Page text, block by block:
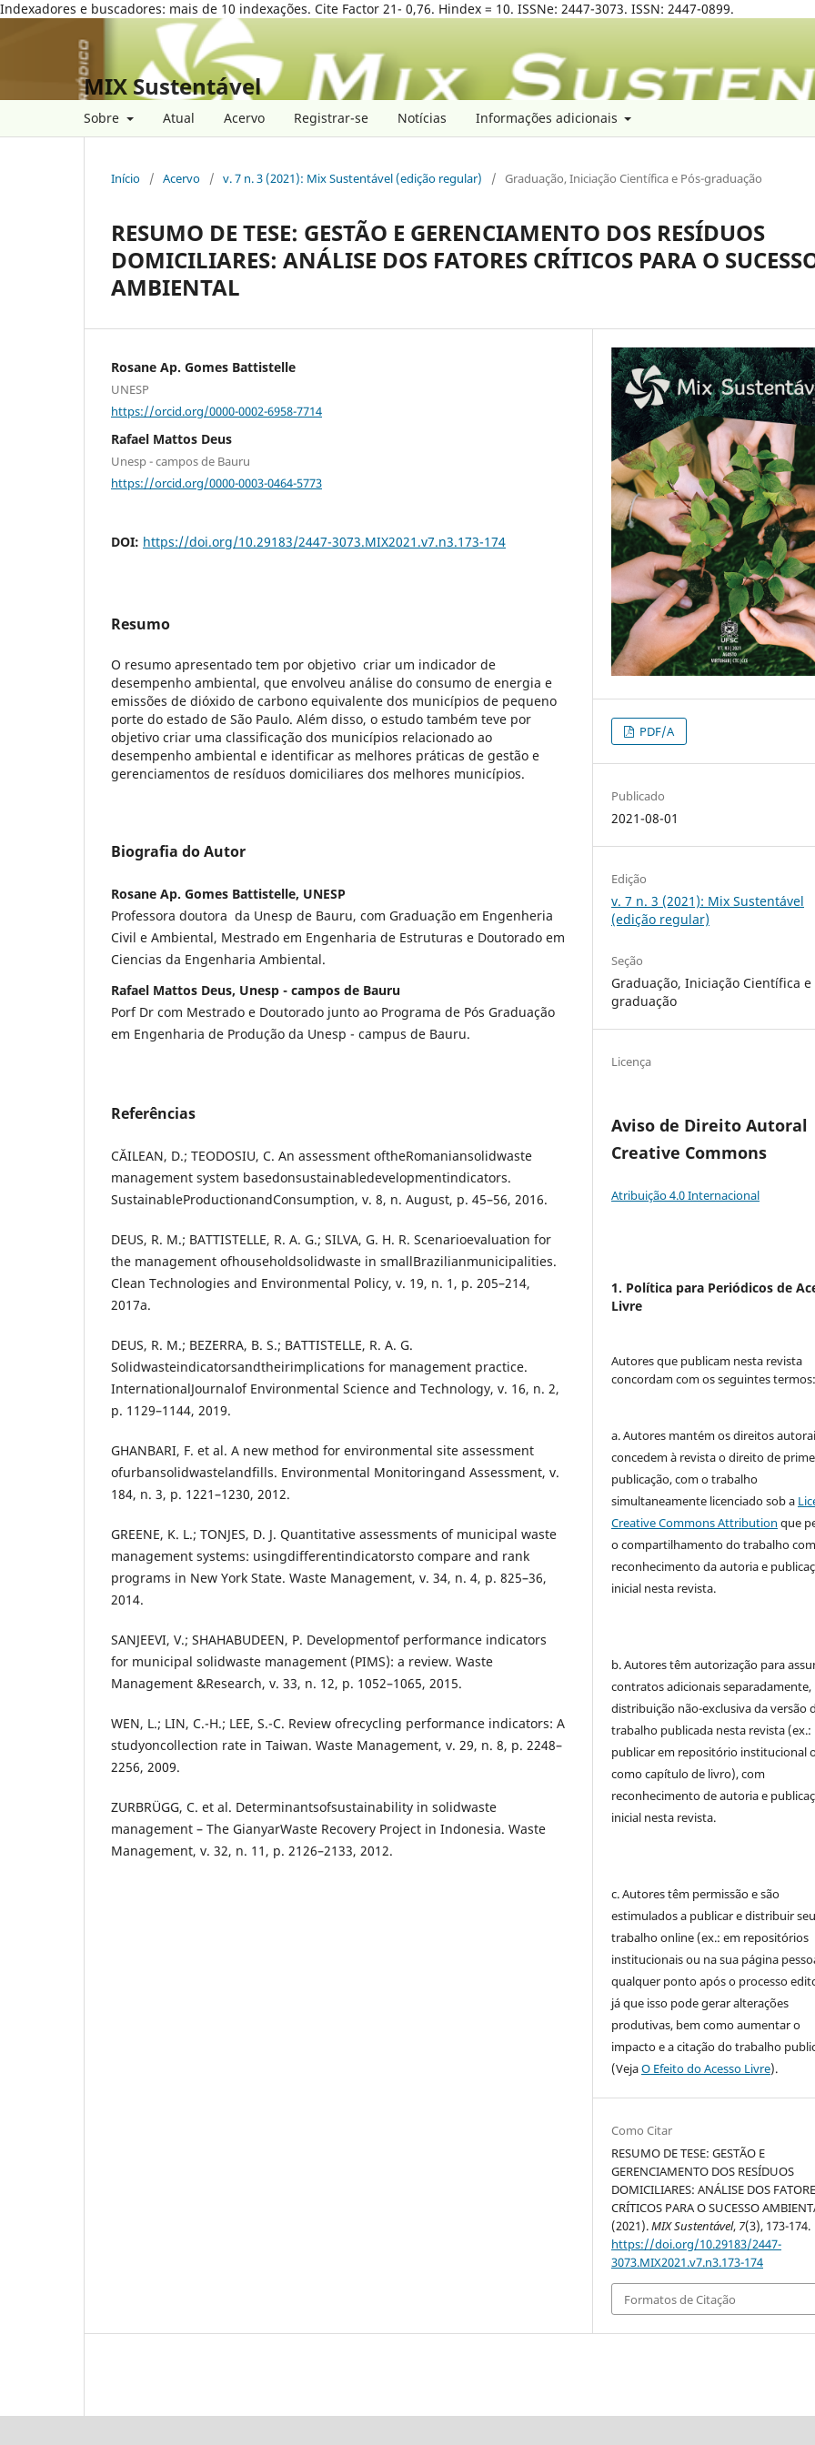
Indexadores e buscadores: mais de 10 indexações. Cite Factor 21- 0,76. Hindex = 10. ISSNe: 2447-3073. ISSN: 2447-0899.
MIX Sustentável
Sobre Atual Acervo Registrar-se Notícias Informações adicionais
Início / Acervo / v. 7 n. 3 (2021): Mix Sustentável (edição regular) / Graduação, Iniciação Científica e Pós-graduação
RESUMO DE TESE: GESTÃO E GERENCIAMENTO DOS RESÍDUOS
DOMICILIARES: ANÁLISE DOS FATORES CRÍTICOS PARA O
AMBIENTAL
Rosane Ap. Gomes Battistelle
UNESP
https://orcid.org/0000-0002-6958-7714
Rafael Mattos Deus
Unesp - campos de Bauru
https://orcid.org/0000-0003-0464-5773
DOI: https://doi.org/10.29183/2447-3073.MIX2021.v7.n3.173-174
Resumo
O resumo apresentado tem por objetivo criar um indicador de
desempenho ambiental, que envolveu análise do consumo de energia e
emissões de dióxido de carbono equivalente dos municípios de pequeno
porte do estado de São Paulo. Além disso, o estudo também teve por
objetivo criar uma classificação dos municípios relacionado ao
desempenho ambiental e identificar as melhores práticas de gestão e
gerenciamentos de resíduos domiciliares dos melhores municípios.
Biografia do Autor
Rosane Ap. Gomes Battistelle, UNESP
Professora doutora da Unesp de Bauru, com Graduação em Engenheria
Civil e Ambiental, Mestrado em Engenharia de Estruturas e Doutorado em
Ciencias da Engenharia Ambiental.
Rafael Mattos Deus, Unesp - campos de Bauru
Porf Dr com Mestrado e Doutorado junto ao Programa de Pós Graduação
em Engenharia de Produção da Unesp - campus de Bauru.
Referências
CĂILEAN, D.; TEODOSIU, C. An assessment oftheRomaniansolidwaste
management system basedonsustainabledevelopmentindicators.
SustainableProductionandConsumption, v. 8, n. August, p. 45–56, 2016.
DEUS, R. M.; BATTISTELLE, R. A. G.; SILVA, G. H. R. Scenarioevaluation for
the management ofhouseholdsolidwaste in smallBrazilianmunicipalities.
Clean Technologies and Environmental Policy, v. 19, n. 1, p. 205–214,
2017a.
DEUS, R. M.; BEZERRA, B. S.; BATTISTELLE, R. A. G.
Solidwasteindicatorsandtheirimplications for management practice.
InternationalJournalof Environmental Science and Technology, v. 16, n. 2,
p. 1129–1144, 2019.
GHANBARI, F. et al. A new method for environmental site assessment
ofurbansolidwastelandfills. Environmental Monitoringand Assessment, v.
184, n. 3, p. 1221–1230, 2012.
GREENE, K. L.; TONJES, D. J. Quantitative assessments of municipal waste
management systems: usingdifferentindicatorsto compare and rank
programs in New York State. Waste Management, v. 34, n. 4, p. 825–36,
2014.
SANJEEVI, V.; SHAHABUDEEN, P. Developmentof performance indicators
for municipal solidwaste management (PIMS): a review. Waste
Management &Research, v. 33, n. 12, p. 1052–1065, 2015.
WEN, L.; LIN, C.-H.; LEE, S.-C. Review ofrecycling performance indicators: A
studyoncollection rate in Taiwan. Waste Management, v. 29, n. 8, p. 2248–
2256, 2009.
ZURBRÜGG, C. et al. Determinantsofsustainability in solidwaste
management – The GianyarWaste Recovery Project in Indonesia. Waste
Management, v. 32, n. 11, p. 2126–2133, 2012.
PDF/A
Publicado
2021-08-01
Edição
v. 7 n. 3 (2021): Mix Sustentável
(edição regular)
Seção
Graduação, Iniciação Científica e
graduação
Licença
Aviso de Direito Autoral
Creative Commons
Atribuição 4.0 Internacional
1. Política para Periódicos de
Livre
Autores que publicam nesta revista
concordam com os seguintes
a. Autores mantém os direitos
concedem à revista o direito de
publicação, com o trabalho
simultaneamente licenciado sob a
Creative Commons Attribution que
o compartilhamento do trabalho
reconhecimento da autoria e
inicial nesta revista.
b. Autores têm autorização para
contratos adicionais separadamente,
distribuição não-exclusiva da versão
trabalho publicada nesta revista (ex.:
publicar em repositório institucional
como capítulo de livro), com
reconhecimento de autoria e
inicial nesta revista.
c. Autores têm permissão e são
estimulados a publicar e distribuir
trabalho online (ex.: em repositórios
institucionais ou na sua página
qualquer ponto após o processo
já que isso pode gerar alterações
produtivas, bem como aumentar o
impacto e a citação do trabalho
(VejaO Efeito do Acesso Livre).
Como Citar
RESUMO DE TESE: GESTÃO E
GERENCIAMENTO DOS RESÍDUOS
DOMICILIARES: ANÁLISE DOS
CRÍTICOS PARA O SUCESSO
(2021).MIX Sustentável, 7(3), 173-174.
https://doi.org/10.29183/2447-
3073.MIX2021.v7.n3.173-174
Formatos de Citação